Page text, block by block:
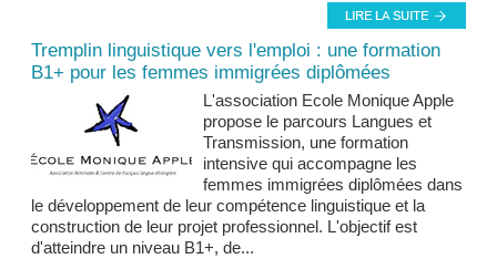
Tremplin linguistique vers l'emploi : une formation
B1+ pour les femmes immigrées diplômées
L'association Ecole Monique Apple
propose le parcours Langues et
Transmission, une formation
intensive qui accompagne les
femmes immigrées diplômées dans
le développement de leur compétence linguistique et la
construction de leur projet professionnel. L'objectif est
d'atteindre un niveau B1+, de...